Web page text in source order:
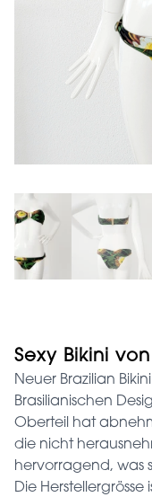
Sexy Bikini
Neuer Brazilian
Brasilianischen
Oberteil hat
die nicht
hervorragend, was
Die Herstellergrösse